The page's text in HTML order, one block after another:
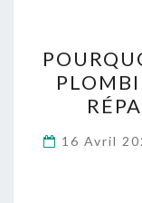
16 Avril